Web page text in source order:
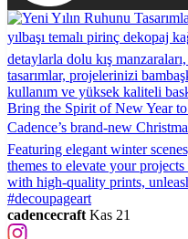
cadencecraft Kas 21